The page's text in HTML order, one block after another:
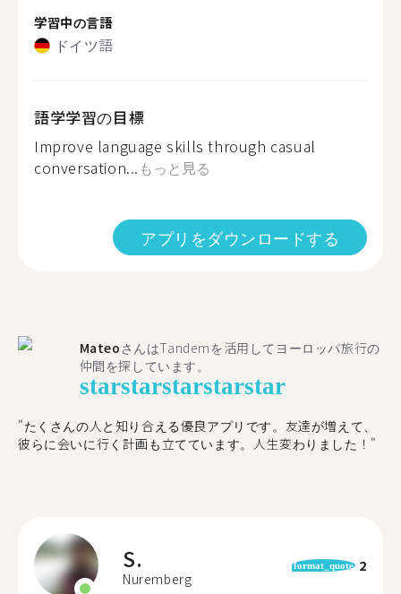
学習中の言語
ドイツ語
語学学習の目標
Improve language skills through casual
conversation... もっと見る
アプリをダウンロードする
Mateo さんはTandemを活用してヨーロッパ旅行の
仲間を探しています。
starstarstarstarstar
"たくさんの人と知り合える優良アプリです。友達が増えて、
彼らに会いに行く計画も立てています。人生変わりました！"
S.
Nuremberg
format_quote 2